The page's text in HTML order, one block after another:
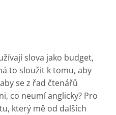
slova jako budget,
to sloužit k tomu, aby
se z řad čtenářů
co neumí anglicky? Pro
který mě od dalších